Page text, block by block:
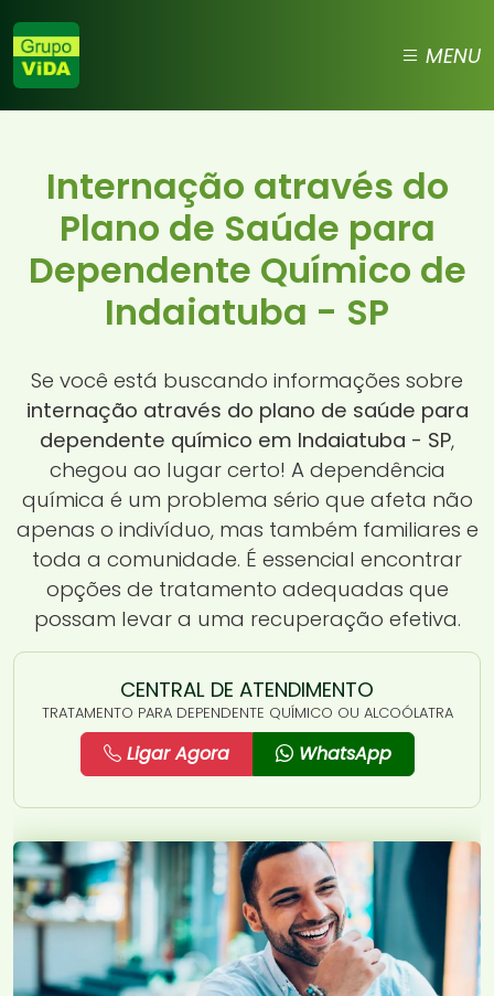
MENU
Internação através do
Plano de Saúde para
Dependente Químico de
Indaiatuba - SP
Se você está buscando informações sobre
internação através do plano de saúde para
dependente químico em Indaiatuba - SP,
chegou ao lugar certo! A dependência
química é um problema sério que afeta não
apenas o indivíduo, mas também familiares e
toda a comunidade. É essencial encontrar
opções de tratamento adequadas que
possam levar a uma recuperação efetiva.
CENTRAL DE ATENDIMENTO
TRATAMENTO PARA DEPENDENTE QUÍMICO OU ALCOÓLATRA
Ligar Agora WhatsApp